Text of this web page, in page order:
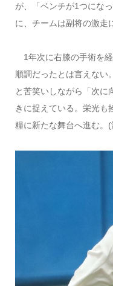
が、「ベンチが1つにな
に、チームは副将の激走
1年次に右膝の手術を
順調だったとは言えない
と苦笑いしながら「次に
きに捉えている。栄光も
糧に新たな舞台へ進む。